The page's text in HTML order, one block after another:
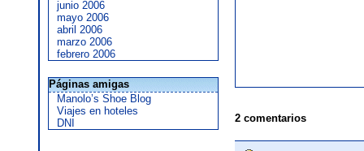
junio 2006
mayo 2006
abril 2006
marzo 2006
febrero 2006
Páginas amigas
Manolo’s Shoe Blog
Viajes en hoteles
DNI
2 comentarios